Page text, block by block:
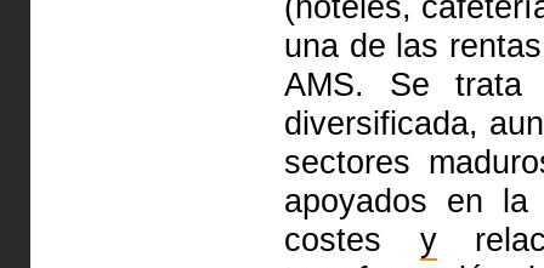
una de las
AMS. Se
diversificada,
sectores
apoyados en la
costes y